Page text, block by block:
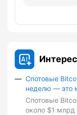
Спотовые
неделю — это
Спотовые
около $1 млрд